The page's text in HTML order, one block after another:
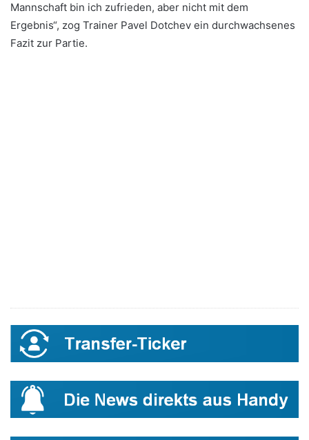
Mannschaft bin ich zufrieden, aber nicht mit dem
Ergebnis“, zog Trainer Pavel Dotchev ein durchwachsenes
Fazit zur Partie.